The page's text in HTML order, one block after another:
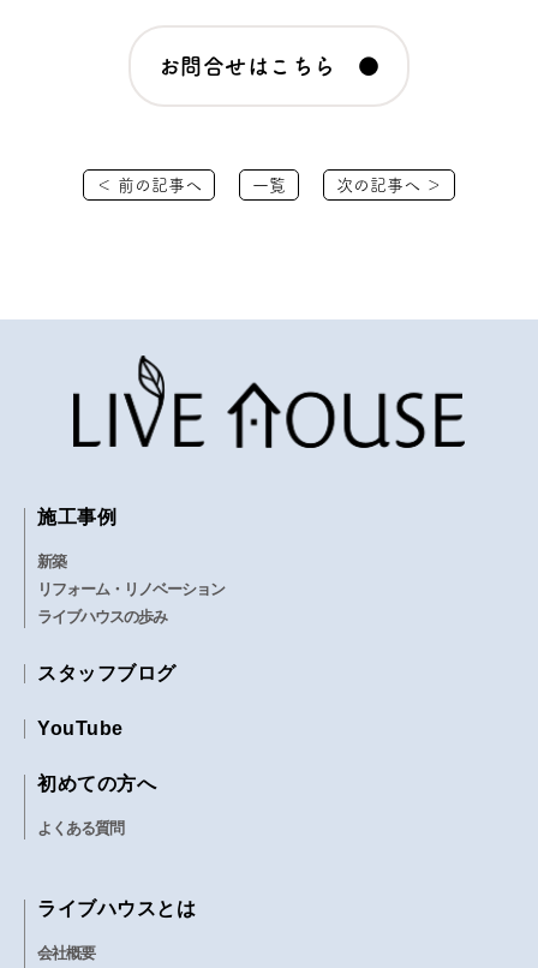
お問合せはこちら ●
＜ 前の記事へ 一覧 次の記事へ ＞
施工事例
新築
リフォーム・リノベーション
ライブハウスの歩み
スタッフブログ
YouTube
初めての方へ
よくある質問
ライブハウスとは
会社概要